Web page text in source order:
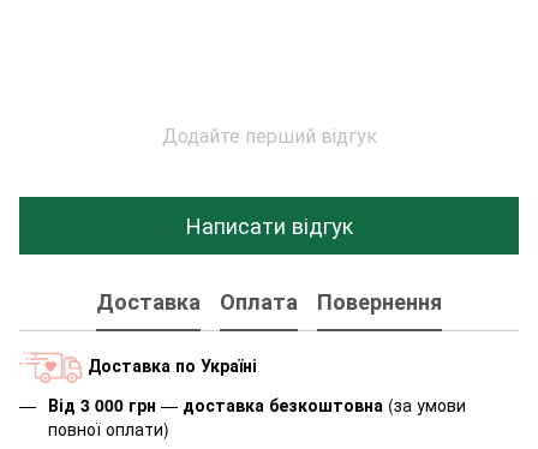
Додайте перший відгук
Написати відгук
Доставка Оплата Повернення
Доставка по Україні
Від 3 000 грн — доставка безкоштовна (за умови
повної оплати)